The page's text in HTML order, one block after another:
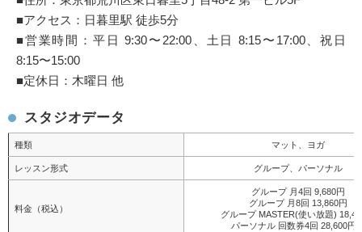
■アクセス：日暮里駅 徒歩5分
■営業時間：平日 9:30〜22:00、土日 8:15〜17:00、祝日
8:15〜15:00
■定休日：木曜日 他
スタジオデータ
種類 マット、ヨガ
レッスン形式 グループ、パーソナル
料金（税込）
グループ 月4回 9,680円
グループ 月8回 13,860円
グループ MASTER(使い放題)
パーソナル 回数券4回 28,600円